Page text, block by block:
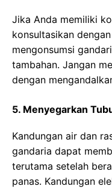
Jika Anda memiliki
konsultasikan
mengonsumsi
tambahan. Jangan
dengan
5. Menyegarkan
Kandungan air dan
gandaria dapat
terutama setelah
panas. Kandungan